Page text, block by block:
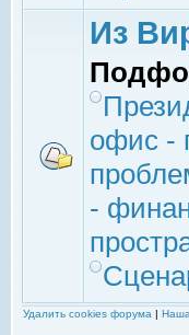
Из
офис -
-
Удалить cookies форума |